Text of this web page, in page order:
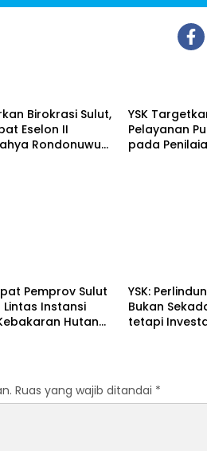
Birokrasi Sulut,
Eselon II
Rondonuwu
YSK
Pelayanan
pada
Pemprov Sulut
Lintas Instansi
Hutan
YSK:
Bukan
tetapi
Ruas yang wajib ditandai *